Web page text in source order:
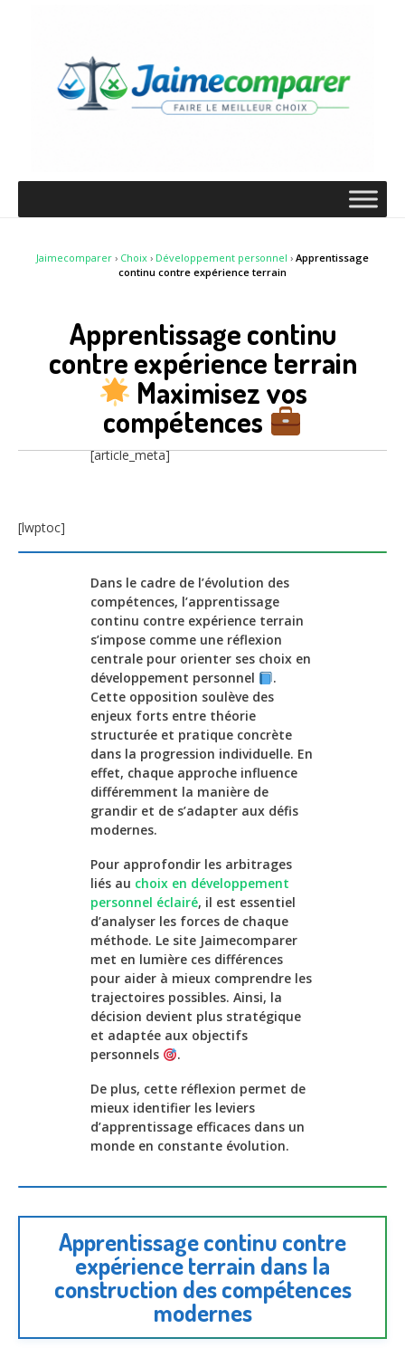
Jaimecomparer › Choix › Développement personnel › Apprentissage
continu contre expérience terrain
Apprentissage continu
contre expérience terrain
Maximisez vos
compétences
[article_meta]
[lwptoc]
Dans le cadre de l’évolution des
compétences, l’apprentissage
continu contre expérience terrain
s’impose comme une réflexion
centrale pour orienter ses choix en
développement personnel
.
Cette opposition soulève des
enjeux forts entre théorie
structurée et pratique concrète
dans la progression individuelle. En
effet, chaque approche influence
différemment la manière de
grandir et de s’adapter aux défis
modernes.
Pour approfondir les arbitrages
liés au choix en développement
personnel éclairé, il est essentiel
d’analyser les forces de chaque
méthode. Le site Jaimecomparer
met en lumière ces différences
pour aider à mieux comprendre les
trajectoires possibles. Ainsi, la
décision devient plus stratégique
et adaptée aux objectifs
personnels
.
De plus, cette réflexion permet de
mieux identifier les leviers
d’apprentissage efficaces dans un
monde en constante évolution.
Apprentissage continu contre
expérience terrain dans la
construction des compétences
modernes